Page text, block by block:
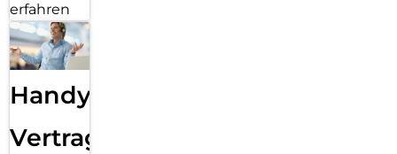
erfahren
Handy
Vertragsabwicklung